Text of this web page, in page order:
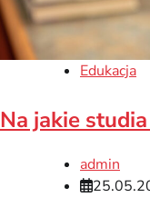
Edukacja
Na jakie
admin